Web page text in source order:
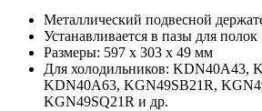
Металлический подвесной
Устанавливается в пазы для полок
Размеры: 597 x 303 x 49 мм
Для холодильников: KDN40A43,
KDN40A63, KGN49SB21R,
KGN49SQ21R и др.